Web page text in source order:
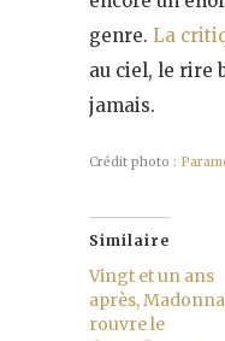
genre. La
au ciel, le rire
jamais.
Crédit photo :
Similaire
Vingt et un ans
après, Madonna
rouvre le